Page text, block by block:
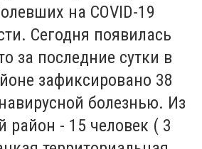
на COVID-19
Сегодня появилась
за последние сутки в
зафиксировано 38
болезнью. Из
район - 15 человек ( 3